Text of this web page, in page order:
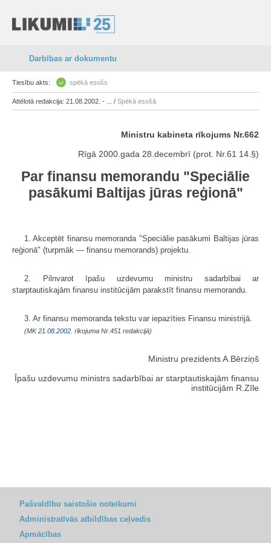
Darbības ar dokumentu
Tiesību akts: spēkā esošs
Attēlotā redakcija: 21.08.2002. - ... / Spēkā esošā
Ministru kabineta rīkojums Nr.662
Rīgā 2000.gada 28.decembrī (prot. Nr.61 14.§)
Par finansu memorandu "Speciālie
pasākumi Baltijas jūras reģionā"
1. Akceptēt finansu memoranda "Speciālie pasākumi Baltijas jūras
reģionā" (turpmāk — finansu memorands) projektu.
2. Pilnvarot īpašu uzdevumu ministru sadarbībai ar
starptautiskajām finansu institūcijām parakstīt finansu memorandu.
3. Ar finansu memoranda tekstu var iepazīties Finansu ministrijā.
(MK21.08.2002. rīkojuma Nr.451 redakcijā)
Ministru prezidents A.Bērziņš
Īpašu uzdevumu ministrs sadarbībai ar starptautiskajām finansu
institūcijām R.Zīle
Pašvaldību saistošie noteikumi
Administratīvās atbildības ceļvedis
Apmācības